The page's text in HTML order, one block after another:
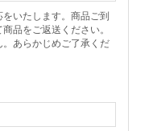
いたします。商品ご到
品をご返送ください。
あらかじめご了承くだ